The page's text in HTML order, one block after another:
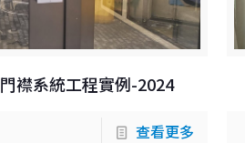
門襟系統工程實例-2024
查看更多